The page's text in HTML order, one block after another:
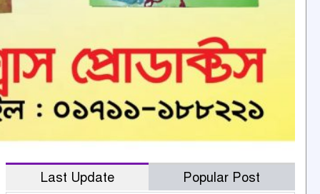
Last Update Popular Post